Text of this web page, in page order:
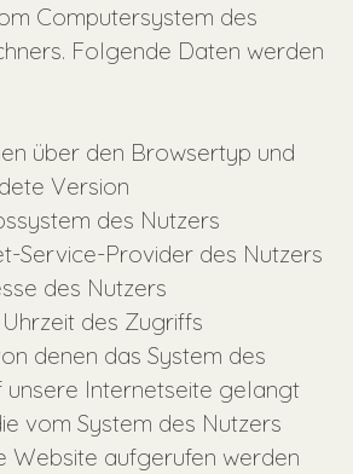
Computersystem des
Folgende Daten werden
über den Browsertyp und
Version
des Nutzers
Service-Provider des Nutzers
des Nutzers
des Zugriffs
denen das System des
unsere Internetseite gelangt
vom System des Nutzers
Website aufgerufen werden